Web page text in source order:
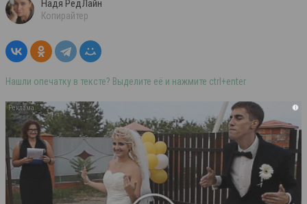
Надя РедЛайн
Копирайтер
Нашли опечатку в тексте? Выделите её и нажмите ctrl+enter
i